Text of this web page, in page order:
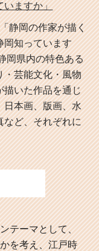
いますか」
静岡の作家が描く
岡知っています
岡県内の特色ある
・芸能文化・風物
描いた作品を通じ
日本画、版画、水
など、それぞれに
テーマとして、
を考え、江戸時